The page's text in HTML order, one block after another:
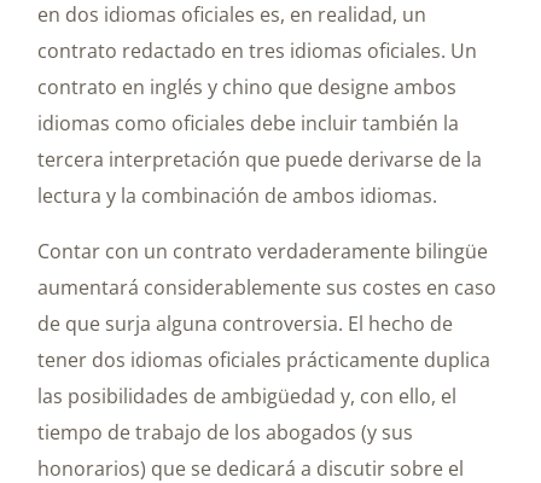
en dos idiomas oficiales es, en realidad, un
contrato redactado en tres idiomas oficiales. Un
contrato en inglés y chino que designe ambos
idiomas como oficiales debe incluir también la
tercera interpretación que puede derivarse de la
lectura y la combinación de ambos idiomas.
Contar con un contrato verdaderamente bilingüe
aumentará considerablemente sus costes en caso
de que surja alguna controversia. El hecho de
tener dos idiomas oficiales prácticamente duplica
las posibilidades de ambigüedad y, con ello, el
tiempo de trabajo de los abogados (y sus
honorarios) que se dedicará a discutir sobre el